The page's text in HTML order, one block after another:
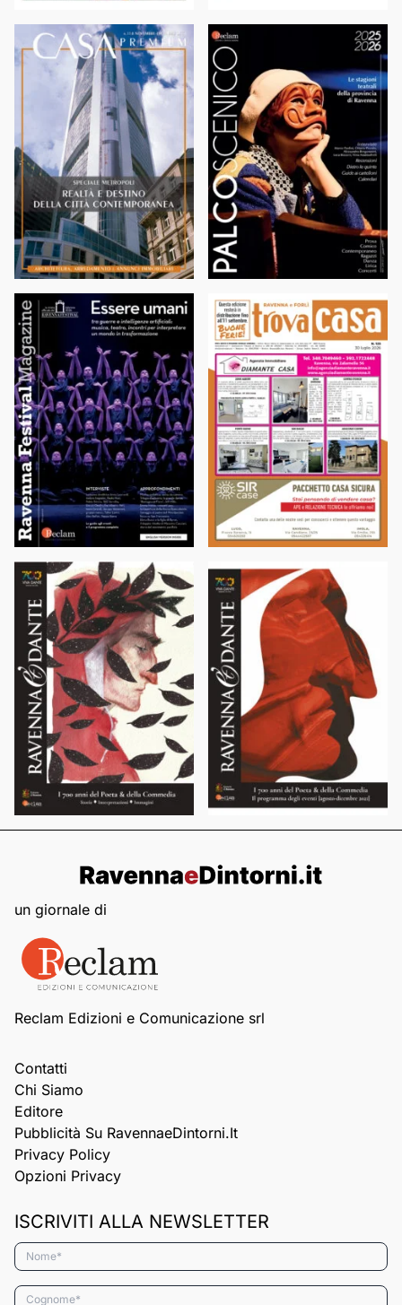
un giornale di
Reclam Edizioni e Comunicazione srl
Contatti
Chi Siamo
Editore
Pubblicità Su RavennaeDintorni.it
Privacy Policy
Opzioni Privacy
ISCRIVITI ALLA NEWSLETTER
Nome*
Cognome*